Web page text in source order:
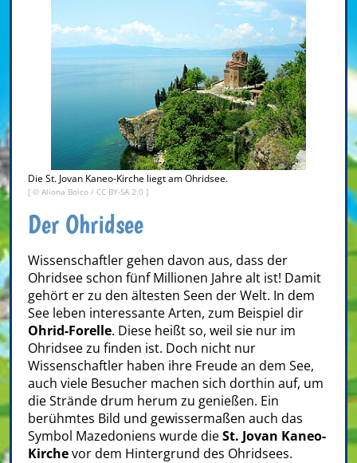
Die St. Jovan Kaneo-Kirche liegt am Ohridsee.
[ © Aliona Boico / CC BY-SA 2.0 ]
Der Ohridsee
Wissenschaftler gehen davon aus, dass der
Ohridsee schon fünf Millionen Jahre alt ist! Damit
gehört er zu den ältesten Seen der Welt. In dem
See leben interessante Arten, zum Beispiel dir
Ohrid-Forelle. Diese heißt so, weil sie nur im
Ohridsee zu finden ist. Doch nicht nur
Wissenschaftler haben ihre Freude an dem See,
auch viele Besucher machen sich dorthin auf, um
die Strände drum herum zu genießen. Ein
berühmtes Bild und gewissermaßen auch das
Symbol Mazedoniens wurde dieSt. Jovan Kaneo-
Kirchevor dem Hintergrund des Ohridsees.